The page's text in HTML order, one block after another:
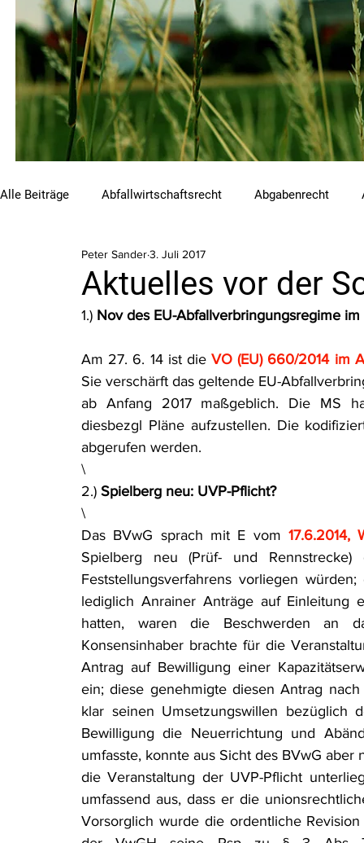
Alle Beiträge Abfallwirtschaftsrecht Abgabenrecht
Beihilfen und Förderungen
Luftreinhalterecht Naturschutzrecht
Rohstoffrecht (Umwelt-)Strafrecht Tierschutzrecht
Verfahrensrecht Vergaberecht
Wasserrecht
Aktuelles vor der
Peter Sander3. Juli 2017
1.) Nov des EU-Abfallverbringungsregime
Am 27. 6. 14 ist die VO (EU) 660/2014 im
Sie verschärft das geltende EU-
ab Anfang 2017 maßgeblich. Die MS
diesbezgl Pläne aufzustellen. Die
abgerufen werden.
\
2.) Spielberg neu: UVP-Pflicht?
\
Das BVwG sprach mit E vom 17.6.2014,
Spielberg neu (Prüf- und
Feststellungsverfahrens vorliegen
lediglich Anrainer Anträge auf Einleitung
hatten, waren die Beschwerden an
Konsensinhaber brachte für die
Antrag auf Bewilligung einer
ein; diese genehmigte diesen Antrag
klar seinen Umsetzungswillen bezüglich
Bewilligung die Neuerrichtung und
umfasste, konnte aus Sicht des BVwG
die Veranstaltung der UVP-Pflicht
umfassend aus, dass er die
Vorsorglich wurde die ordentliche